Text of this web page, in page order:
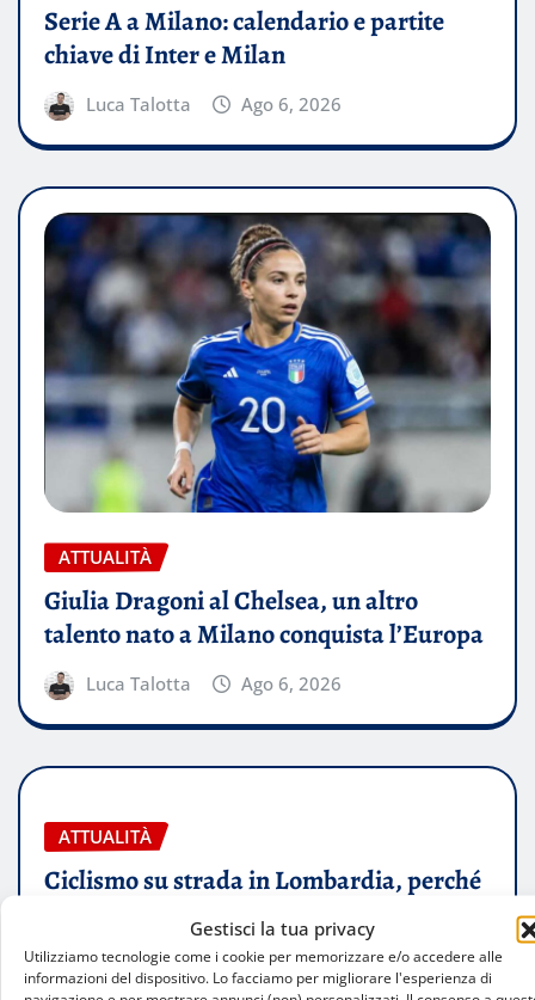
Gestisci la tua privacy
Utilizziamo tecnologie come i cookie per memorizzare e/o accedere alle
informazioni del dispositivo. Lo facciamo per migliorare l'esperienza di
Serie A a Milano: calendario e partite
chiave di Inter e Milan
Luca Talotta Ago 6, 2026
ATTUALITÀ
Giulia Dragoni al Chelsea, un altro
talento nato a Milano conquista l’Europa
Luca Talotta Ago 6, 2026
ATTUALITÀ
Ciclismo su strada in Lombardia, perché
la regione resta il paradiso delle due
ruote